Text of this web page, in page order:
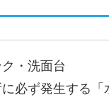
・洗面台
必ず発生する「